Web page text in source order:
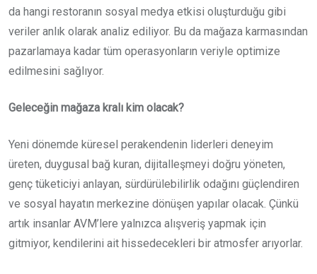
da hangi restoranın sosyal medya etkisi oluşturduğu gibi
veriler anlık olarak analiz ediliyor. Bu da mağaza karmasından
pazarlamaya kadar tüm operasyonların veriyle optimize
edilmesini sağlıyor.
Geleceğin mağaza kralı kim olacak?
Yeni dönemde küresel perakendenin liderleri deneyim
üreten, duygusal bağ kuran, dijitalleşmeyi doğru yöneten,
genç tüketiciyi anlayan, sürdürülebilirlik odağını güçlendiren
ve sosyal hayatın merkezine dönüşen yapılar olacak. Çünkü
artık insanlar AVM’lere yalnızca alışveriş yapmak için
gitmiyor, kendilerini ait hissedecekleri bir atmosfer arıyorlar.